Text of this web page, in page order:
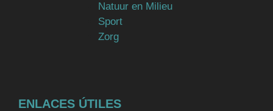
Natuur en Milieu
Sport
Zorg
ENLACES ÚTILES